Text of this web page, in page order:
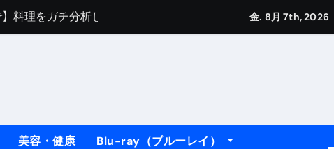
件
が見たら、一瞬で現実に引き戻されるデータです。
身#shorts
金. 8月 7th, 2026
美容・健康 Blu-ray（ブルーレイ）